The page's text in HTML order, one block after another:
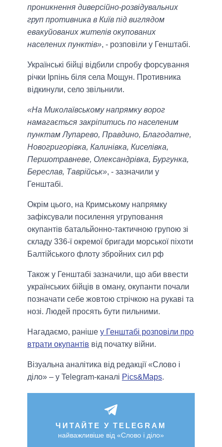
проникнення диверсійно-розвідувальних
груп противника в Київ під виглядом
евакуйованих жителів окупованих
населених пунктів», - розповіли у Генштабі.
Українські бійці відбили спробу форсування
річки Ірпінь біля села Мощун. Противника
відкинули, село звільнили.
«На Миколаївському напрямку ворог
намагається закріпитись по населеним
пунктам Лупарево, Правдино, Благодатне,
Новогригорівка, Калинівка, Киселівка,
Першотравневе, Олександрівка, Бургунка,
Береслав, Таврійськ», - зазначили у
Генштабі.
Окрім цього, на Кримському напрямку
зафіксували посилення угруповання
окупантів батальйонно-тактичною групою зі
складу 336-ї окремої бригади морської піхоти
Балтійського флоту збройних сил рф
Також у Генштабі зазначили, що аби ввести
українських бійців в оману, окупанти почали
позначати себе жовтою стрічкою на рукаві та
нозі. Людей просять бути пильними.
Нагадаємо, раніше у Генштабі розповіли про
втрати окупантів від початку війни.
Візуальна аналітика від редакції «Слово і
діло» – у Telegram-каналі Pics&Maps.
ЧИТАЙТЕ У TELEGRAM
найважливіше від «Слово і діло»